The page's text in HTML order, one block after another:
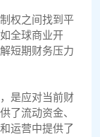
权之间找到平
全球商业开
短期财务压力
是应对当前财
了流动资金、
运营中提供了